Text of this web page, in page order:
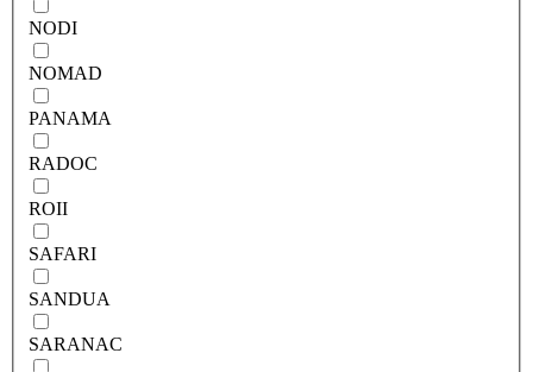
NODI
NOMAD
PANAMA
RADOC
ROII
SAFARI
SANDUA
SARANAC